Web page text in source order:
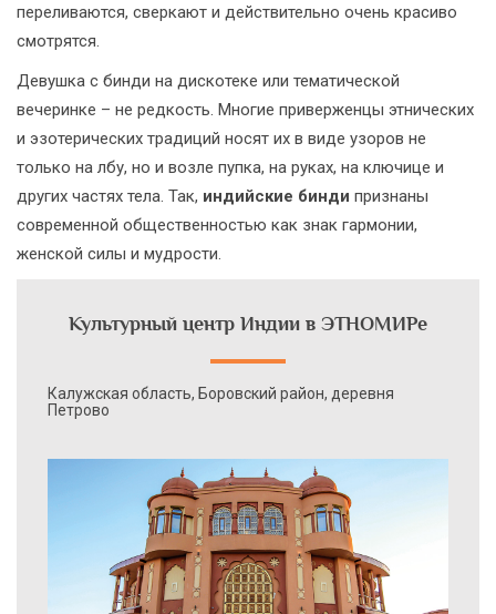
переливаются, сверкают и действительно очень красиво
смотрятся.
Девушка с бинди на дискотеке или тематической
вечеринке – не редкость. Многие приверженцы этнических
и эзотерических традиций носят их в виде узоров не
только на лбу, но и возле пупка, на руках, на ключице и
других частях тела. Так, индийские бинди признаны
современной общественностью как знак гармонии,
женской силы и мудрости.
Культурный центр Индии в ЭТНОМИРе
Калужская область, Боровский район, деревня
Петрово